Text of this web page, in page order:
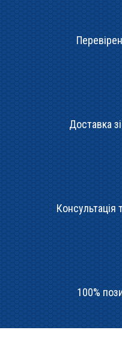
Доставка
Консультація
100%